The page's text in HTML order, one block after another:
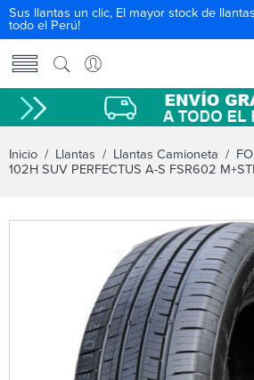
Sus llantas un clic, El mayor stock de
todo el Perú!
Inicio / Llantas / Llantas Camioneta /
102H SUV PERFECTUS A-S FSR602